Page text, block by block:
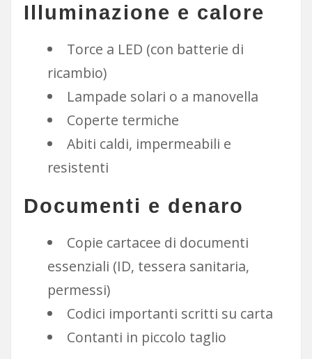
Illuminazione e calore
Torce a LED (con batterie di
ricambio)
Lampade solari o a manovella
Coperte termiche
Abiti caldi, impermeabili e
resistenti
Documenti e denaro
Copie cartacee di documenti
essenziali (ID, tessera sanitaria,
permessi)
Codici importanti scritti su carta
Contanti in piccolo taglio